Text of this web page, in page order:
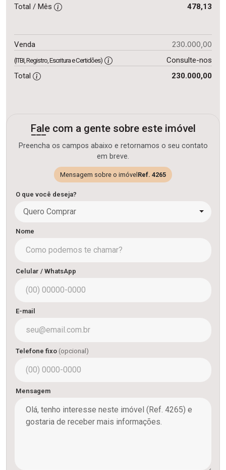
Total / Mês 478,13
Venda 230.000,00
(ITBI, Registro, Escritura e Certidões)
Consulte-nos
Total
230.000,00
Fale com a gente sobre este imóvel
Preencha os campos abaixo e retornamos o seu contato
em breve.
Mensagem sobre o imóvel Ref. 4265
O que você deseja?
Quero Comprar
Nome
Celular / WhatsApp
E-mail
Telefone fixo (opcional)
Mensagem